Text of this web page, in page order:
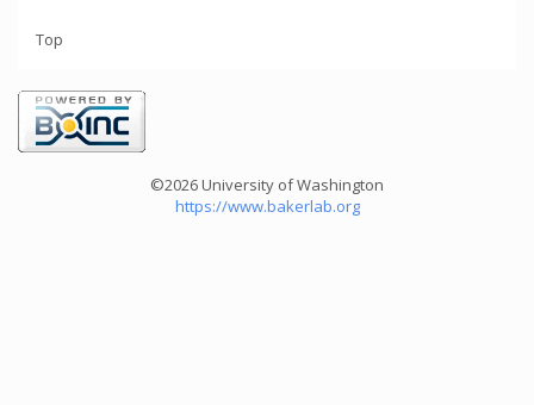
Top
©2026 University of Washington
https://www.bakerlab.org